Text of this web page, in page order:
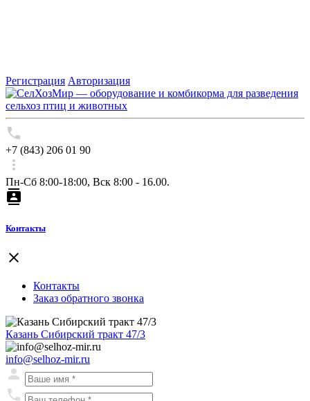
Регистрация Авторизация
+7 (843) 206 01 90
Пн-Сб 8:00-18:00, Вск 8:00 - 16.00.
Контакты
Контакты
Заказ обратного звонка
Казань Сибирский тракт 47/3
info@selhoz-mir.ru